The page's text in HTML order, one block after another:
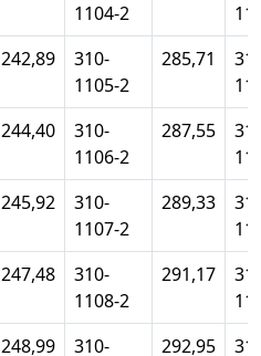
1104-2
242,89
310-
1105-2
285,71
244,40
310-
1106-2
287,55
245,92
310-
1107-2
289,33
247,48
310-
1108-2
291,17
248,99
310-
292,95